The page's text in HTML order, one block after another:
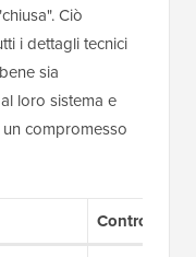
Ciò
i dettagli tecnici
sia
loro sistema e
compromesso
Contro